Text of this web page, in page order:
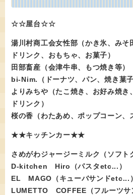
☆☆屋台☆☆
湯川村商工会女性部（かき氷、みそ
ドリンク、おもちゃ、お菓子）
田部畜産（会津牛串、もつ焼き等）
bi-Nim.（ドーナツ、パン、焼き菓子
よりみちや（たこ焼き、お好み焼き
ドリンク）
桜の香（わたあめ、ポップコーン、
★★キッチンカー★★
さめがわジャージーミルク（ソフト
D-kitchen Hiro（パスタetc...）
EL MAGO（キューバサンドetc...）
LUMETTO COFFEE（フルーツサ